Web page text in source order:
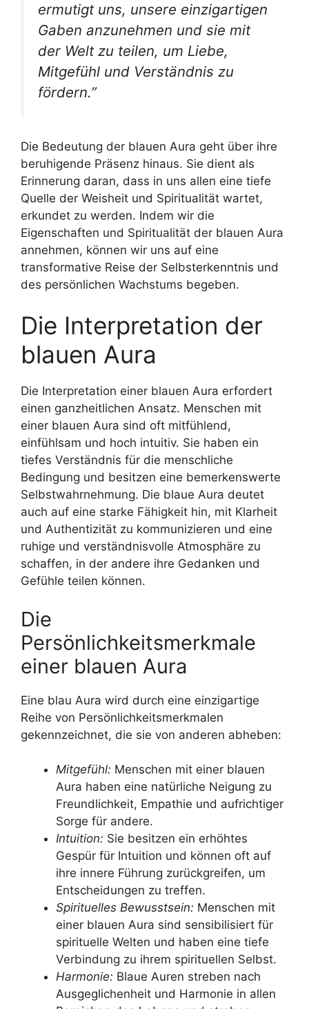
ermutigt uns, unsere einzigartigen
Gaben anzunehmen und sie mit
der Welt zu teilen, um Liebe,
Mitgefühl und Verständnis zu
fördern.”
Die Bedeutung der blauen Aura geht über ihre
beruhigende Präsenz hinaus. Sie dient als
Erinnerung daran, dass in uns allen eine tiefe
Quelle der Weisheit und Spiritualität wartet,
erkundet zu werden. Indem wir die
Eigenschaften und Spiritualität der blauen Aura
annehmen, können wir uns auf eine
transformative Reise der Selbsterkenntnis und
des persönlichen Wachstums begeben.
Die Interpretation der
blauen Aura
Die Interpretation einer blauen Aura erfordert
einen ganzheitlichen Ansatz. Menschen mit
einer blauen Aura sind oft mitfühlend,
einfühlsam und hoch intuitiv. Sie haben ein
tiefes Verständnis für die menschliche
Bedingung und besitzen eine bemerkenswerte
Selbstwahrnehmung. Die blaue Aura deutet
auch auf eine starke Fähigkeit hin, mit Klarheit
und Authentizität zu kommunizieren und eine
ruhige und verständnisvolle Atmosphäre zu
schaffen, in der andere ihre Gedanken und
Gefühle teilen können.
Die
Persönlichkeitsmerkmale
einer blauen Aura
Eine blau Aura wird durch eine einzigartige
Reihe von Persönlichkeitsmerkmalen
gekennzeichnet, die sie von anderen abheben:
Mitgefühl: Menschen mit einer blauen
Aura haben eine natürliche Neigung zu
Freundlichkeit, Empathie und aufrichtiger
Sorge für andere.
Intuition: Sie besitzen ein erhöhtes
Gespür für Intuition und können oft auf
ihre innere Führung zurückgreifen, um
Entscheidungen zu treffen.
Spirituelles Bewusstsein: Menschen mit
einer blauen Aura sind sensibilisiert für
spirituelle Welten und haben eine tiefe
Verbindung zu ihrem spirituellen Selbst.
Harmonie: Blaue Auren streben nach
Ausgeglichenheit und Harmonie in allen